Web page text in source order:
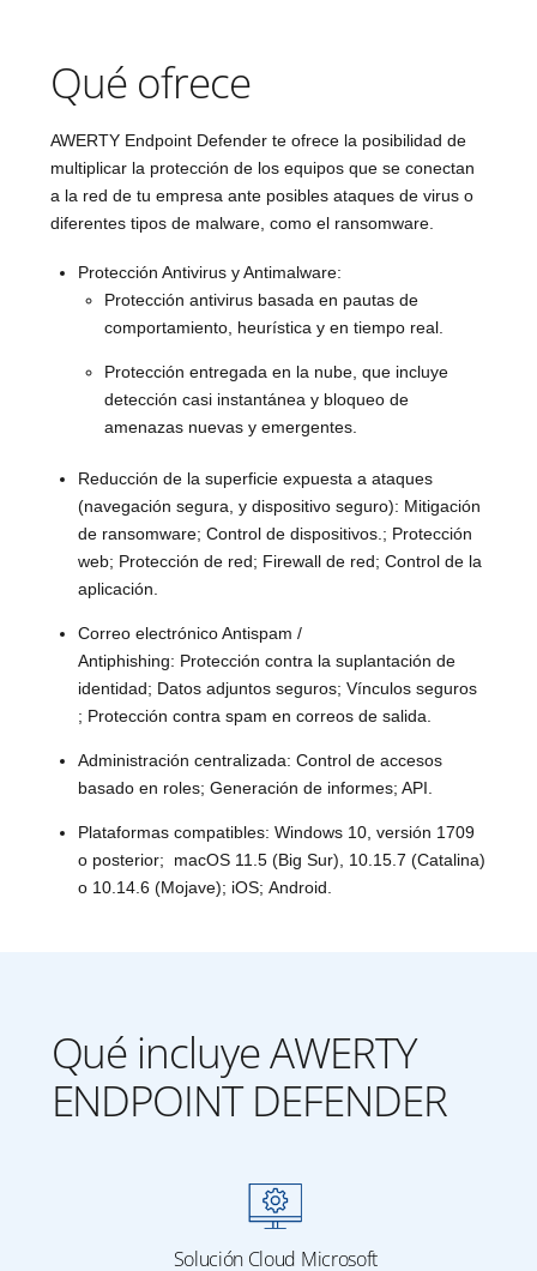
Qué ofrece
AWERTY Endpoint Defender te ofrece la posibilidad de
multiplicar la protección de los equipos que se conectan
a la red de tu empresa ante posibles ataques de virus o
diferentes tipos de malware, como el ransomware.
Protección Antivirus y Antimalware:
Protección antivirus basada en pautas de
comportamiento, heurística y en tiempo real.
Protección entregada en la nube, que incluye
detección casi instantánea y bloqueo de
amenazas nuevas y emergentes.
Reducción de la superficie expuesta a ataques
(navegación segura, y dispositivo seguro): Mitigación
de ransomware; Control de dispositivos.; Protección
web; Protección de red; Firewall de red; Control de la
aplicación.
Correo electrónico Antispam /
Antiphishing: Protección contra la suplantación de
identidad; Datos adjuntos seguros; Vínculos seguros
; Protección contra spam en correos de salida.
Administración centralizada: Control de accesos
basado en roles; Generación de informes; API.
Plataformas compatibles: Windows 10, versión 1709
o posterior; macOS 11.5 (Big Sur), 10.15.7 (Catalina)
o 10.14.6 (Mojave); iOS; Android.
Qué incluye AWERTY
ENDPOINT DEFENDER
Solución Cloud Microsoft